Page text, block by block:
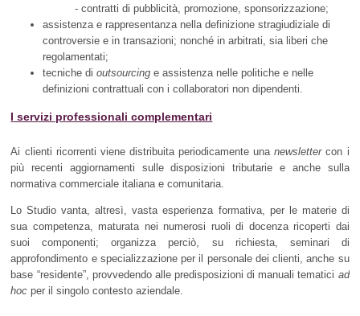
- contratti di pubblicità, promozione, sponsorizzazione;
assistenza e rappresentanza nella definizione stragiudiziale di
controversie e in transazioni; nonché in arbitrati, sia liberi che
regolamentati;
tecniche dioutsourcinge assistenza nelle politiche e nelle
definizioni contrattuali con i collaboratori non dipendenti.
I servizi professionali complementari
Ai clienti ricorrenti viene distribuita periodicamente unanewslettercon i
più recenti aggiornamenti sulle disposizioni tributarie e anche sulla
normativa commerciale italiana e comunitaria.
Lo Studio vanta, altresì, vasta esperienza formativa, per le materie di
sua competenza, maturata nei numerosi ruoli di docenza ricoperti dai
suoi componenti; organizza perciò, su richiesta, seminari di
approfondimento e specializzazione per il personale dei clienti, anche su
base “residente”, provvedendo alle predisposizioni di manuali tematici ad
hocper il singolo contesto aziendale.